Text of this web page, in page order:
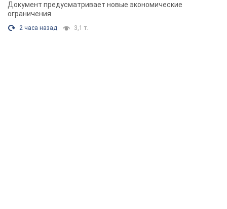
Документ предусматривает новые экономические
ограничения
2 часа назад 3,1 т.